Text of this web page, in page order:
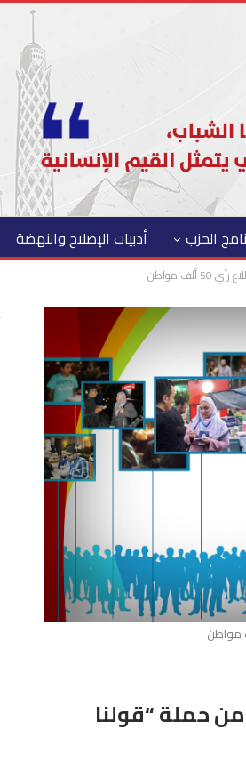
الحزب أدبيات الإصلاح والنهضة
مواطن
حملة “قولنا